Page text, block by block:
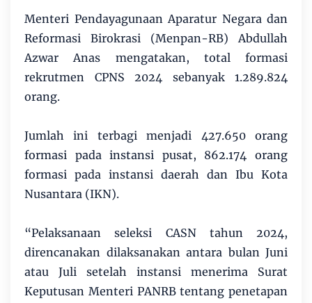
Menteri Pendayagunaan Aparatur Negara dan
Reformasi Birokrasi (Menpan-RB) Abdullah
Azwar Anas mengatakan, total formasi
rekrutmen CPNS 2024 sebanyak 1.289.824
orang.
Jumlah ini terbagi menjadi 427.650 orang
formasi pada instansi pusat, 862.174 orang
formasi pada instansi daerah dan Ibu Kota
Nusantara (IKN).
“Pelaksanaan seleksi CASN tahun 2024,
direncanakan dilaksanakan antara bulan Juni
atau Juli setelah instansi menerima Surat
Keputusan Menteri PANRB tentang penetapan